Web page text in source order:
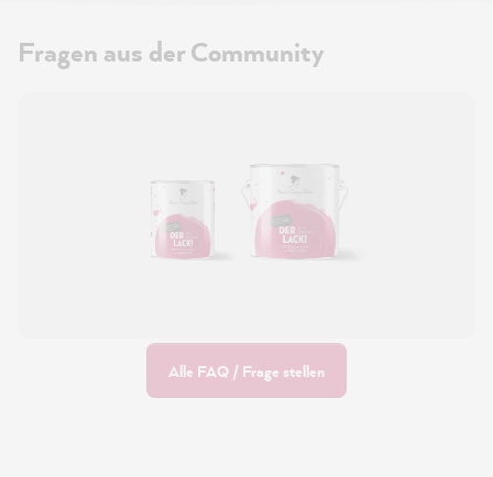
Fragen aus der Community
Alle FAQ / Frage stellen